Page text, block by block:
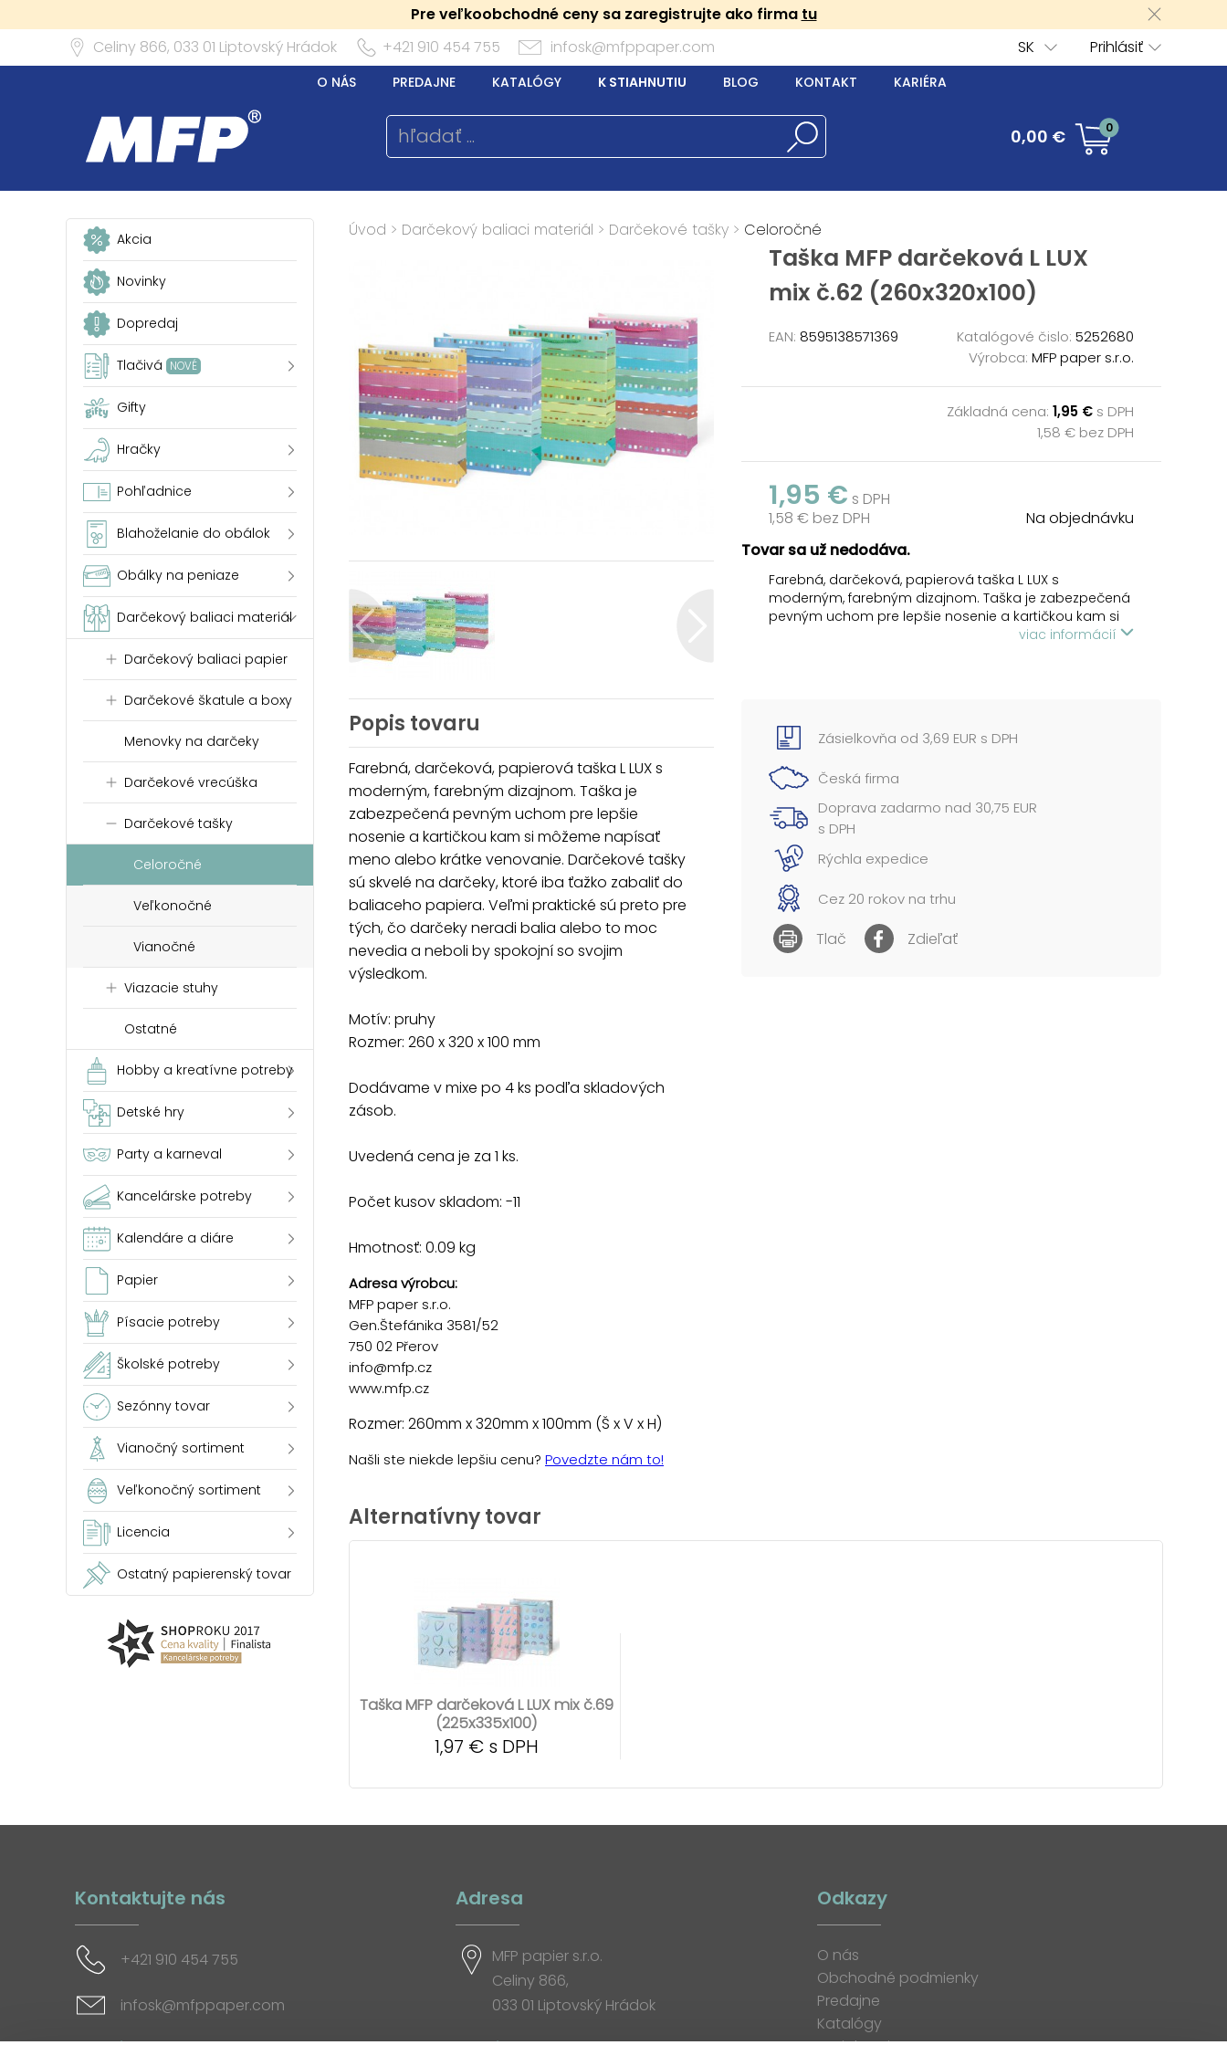
Pre veľkoobchodné ceny sa zaregistrujte ako firma tu
Celiny 866, 033 01 Liptovský Hrádok +421 910 454 755 infosk@mfppaper.com Prihlásiť
SK
O NÁS PREDAJNE KATALÓGY K STIAHNUTIU BLOG KONTAKT KARIÉRA
0,00 € 0
Akcia
Novinky
Dopredaj
Tlačivá NOVÉ
Gifty
Hračky
Pohľadnice
Blahoželanie do obálok
Obálky na peniaze
Darčekový baliaci materiál
Darčekový baliaci papier
Darčekové škatule a boxy
Menovky na darčeky
Darčekové vrecúška
Darčekové tašky
Celoročné
Veľkonočné
Vianočné
Viazacie stuhy
Ostatné
Hobby a kreatívne potreby
Detské hry
Party a karneval
Kancelárske potreby
Kalendáre a diáre
Papier
Písacie potreby
Školské potreby
Sezónny tovar
Vianočný sortiment
Veľkonočný sortiment
Licencia
Ostatný papierenský tovar
Úvod > Darčekový baliaci materiál > Darčekové tašky > Celoročné
Taška MFP darčeková L LUX
mix č.62 (260x320x100)
EAN: 8595138571369 Katalógové čislo: 5252680
Výrobca: MFP paper s.r.o.
Základná cena: 1,95 € s DPH
1,58 € bez DPH
1,95 € s DPH
1,58 € bez DPH
Na objednávku
Tovar sa už nedodáva.
Farebná, darčeková, papierová taška L LUX s
moderným, farebným dizajnom. Taška je zabezpečená
pevným uchom pre lepšie nosenie a kartičkou kam si
môžeme napísať meno alebo krátke venovanie.
Motív: pruhy
Rozmer: 260 x 320 x 100 mm
Dodávame v mixe po 4 ks podľa skladových zásob.
Uvedená cena je za 1 ks....
viac informácií
Popis tovaru
Farebná, darčeková, papierová taška L LUX s
moderným, farebným dizajnom. Taška je
zabezpečená pevným uchom pre lepšie
nosenie a kartičkou kam si môžeme napísať
meno alebo krátke venovanie. Darčekové tašky
sú skvelé na darčeky, ktoré iba ťažko zabaliť do
baliaceho papiera. Veľmi praktické sú preto pre
tých, čo darčeky neradi balia alebo to moc
nevedia a neboli by spokojní so svojim
výsledkom.
Motív: pruhy
Rozmer: 260 x 320 x 100 mm
Dodávame v mixe po 4 ks podľa skladových
zásob.
Uvedená cena je za 1 ks.
Počet kusov skladom: -11
Hmotnosť: 0.09 kg
Adresa výrobcu:
MFP paper s.r.o.
Gen.Štefánika 3581/52
750 02 Přerov
info@mfp.cz
www.mfp.cz
Rozmer: 260mm x 320mm x 100mm (Š x V x H)
Našli ste niekde lepšiu cenu? Povedzte nám to!
Zásielkovňa od 3,69 EUR s DPH
Česká firma
Doprava zadarmo nad 30,75 EUR
s DPH
Rýchla expedice
Cez 20 rokov na trhu
Tlač Zdieľať
Alternatívny tovar
Taška MFP darčeková L LUX mix č.69
(225x335x100)
1,97 € s DPH
Kontaktujte nás
+421 910 454 755
infosk@mfppaper.com
Adresa
MFP papier s.r.o.
Celiny 866,
033 01 Liptovský Hrádok
Odkazy
O nás
Obchodné podmienky
Predajne
Katalógy